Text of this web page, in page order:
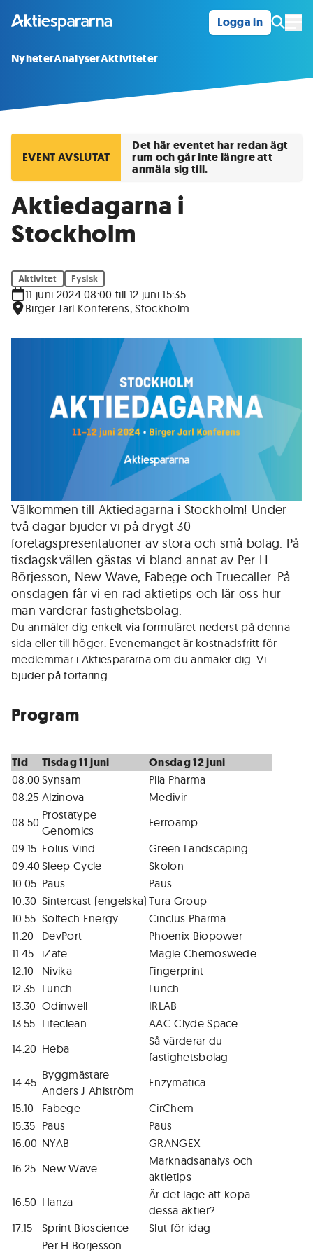
Logga in
NyheterAnalyserAktiviteter
EVENT AVSLUTAT
Det här eventet har redan ägt
rum och går inte längre att
anmäla sig till.
Aktiedagarna i
Stockholm
Aktivitet Fysisk
11 juni 2024 08:00 till 12 juni 15:35
Birger Jarl Konferens, Stockholm
Välkommen till Aktiedagarna i Stockholm! Under
två dagar bjuder vi på drygt 30
företagspresentationer av stora och små bolag. På
tisdagskvällen gästas vi bland annat av Per H
Börjesson, New Wave, Fabege och Truecaller. På
onsdagen får vi en rad aktietips och lär oss hur
man värderar fastighetsbolag.
Du anmäler dig enkelt via formuläret nederst på denna
sida eller till höger. Evenemanget är kostnadsfritt för
medlemmar i Aktiespararna om du anmäler dig. Vi
bjuder på förtäring.
Program
Tid Tisdag 11 juni Onsdag 12 juni
08.00 Synsam
Pila Pharma
08.25 Alzinova
Medivir
08.50
Prostatype
Genomics
Ferroamp
09.15 Eolus Vind
Green Landscaping
09.40 Sleep Cycle
Skolon
10.05 Paus
Paus
10.30 Sintercast (engelska) Tura Group
10.55 Soltech Energy
Cinclus Pharma
11.20
DevPort
Phoenix Biopower
11.45
iZafe
Magle Chemoswede
12.10
Nivika
Fingerprint
12.35 Lunch
Lunch
13.30 Odinwell
IRLAB
13.55 Lifeclean
AAC Clyde Space
14.20 Heba
Så värderar du
fastighetsbolag
14.45
Byggmästare
Anders J Ahlström
Enzymatica
15.10
Fabege
CirChem
15.35 Paus
Paus
16.00 NYAB
GRANGEX
16.25 New Wave
Marknadsanalys och
aktietips
16.50 Hanza
Är det läge att köpa
dessa aktier?
17.15
Sprint Bioscience Slut för idag
Per H Börjesson